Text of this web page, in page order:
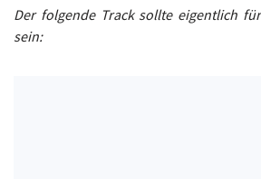
Der folgende Track sollte eigentlich
sein: